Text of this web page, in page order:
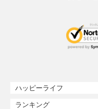
ハッピーライフ
ランキング